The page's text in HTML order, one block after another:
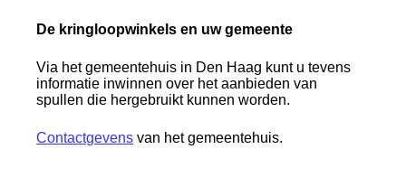
De kringloopwinkels en uw gemeente
Via het gemeentehuis in Den Haag kunt u tevens
informatie inwinnen over het aanbieden van
spullen die hergebruikt kunnen worden.
Contactgevens van het gemeentehuis.